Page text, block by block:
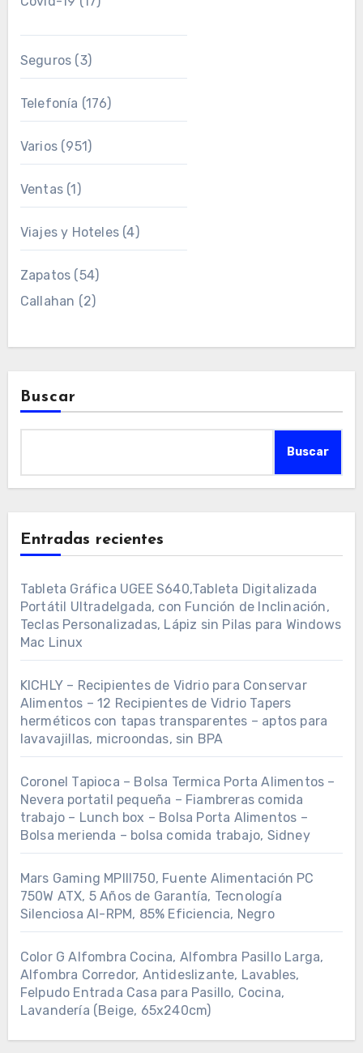
Seguros (3)
Telefonía (176)
Varios(951)
Ventas(1)
Viajes y Hoteles(4)
Zapatos (54)
Callahan (2)
Buscar
Buscar
Entradas recientes
Tableta Gráfica UGEE S640,Tableta Digitalizada
Portátil Ultradelgada, con Función de Inclinación,
Teclas Personalizadas, Lápiz sin Pilas para Windows
Mac Linux
KICHLY – Recipientes de Vidrio para Conservar
Alimentos – 12 Recipientes de Vidrio Tapers
herméticos con tapas transparentes – aptos para
lavavajillas, microondas, sin BPA
Coronel Tapioca – Bolsa Termica Porta Alimentos –
Nevera portatil pequeña – Fiambreras comida
trabajo – Lunch box – Bolsa Porta Alimentos –
Bolsa merienda – bolsa comida trabajo, Sidney
Mars Gaming MPIII750, Fuente Alimentación PC
750W ATX, 5 Años de Garantía, Tecnología
Silenciosa AI-RPM, 85% Eficiencia, Negro
Color G Alfombra Cocina, Alfombra Pasillo Larga,
Alfombra Corredor, Antideslizante, Lavables,
Felpudo Entrada Casa para Pasillo, Cocina,
Lavandería (Beige, 65x240cm)